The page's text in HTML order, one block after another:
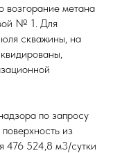
возгорание метана
№ 1. Для
скважины, на
по запросу
из
476 524,8 м3/сутки